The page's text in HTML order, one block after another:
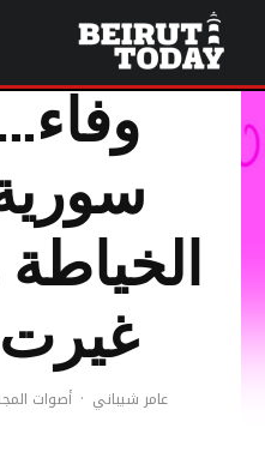
الخياطة
غيرت
عامر شيباني · أصوات